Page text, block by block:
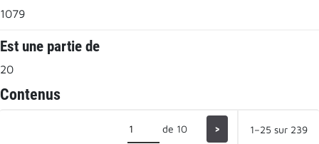
1079
Est une partie de
20
Contenus
de 10 > 1–25 sur 239